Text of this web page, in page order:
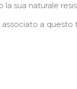
sua naturale
associato a